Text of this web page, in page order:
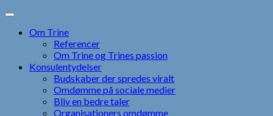
Skip
contentOm Trine
Referencer
Om Trine og Trines passion
Konsulentydelser
Budskaber der spredes viralt
Omdømme på sociale medier
Bliv en bedre taler
Organisationers omdømme